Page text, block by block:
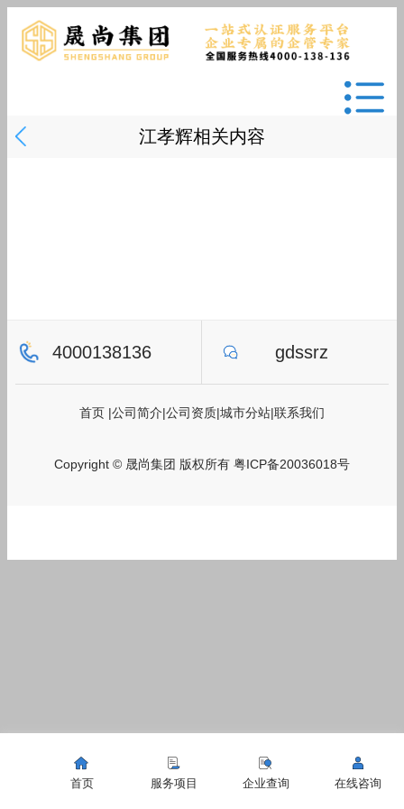
江孝辉相关内容
4000138136 gdssrz
首页 |公司简介|公司资质|城市分站|联系我们
Copyright © 晟尚集团 版权所有 粤ICP备20036018号
首页 服务项目 企业查询 在线咨询